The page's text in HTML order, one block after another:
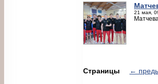
21 мая,
Страницы ←